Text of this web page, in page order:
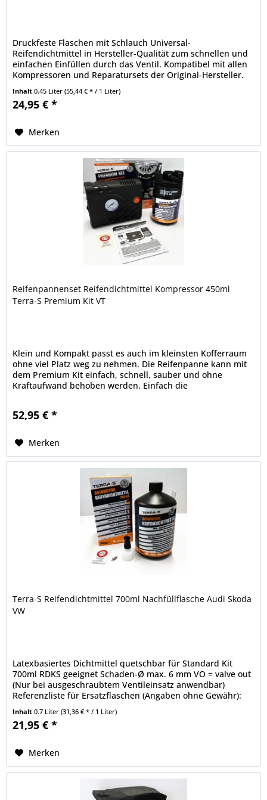
​Druckfeste Flaschen mit Schlauch Universal-
Reifendichtmittel in Hersteller-Qualität zum schnellen und
einfachen Einfüllen durch das Ventil. Kompatibel mit allen
Kompressoren und Reparatursets der Original-Hersteller.
Der Ventileinsatz...
Inhalt0.45 Liter(55,44 € * / 1 Liter)
24,95 € *
Merken
Reifenpannenset Reifendichtmittel Kompressor 450ml
Terra-S Premium Kit VT
Klein und Kompakt passt es auch im kleinsten Kofferraum
ohne viel Platz weg zu nehmen. Die Reifenpanne kann mit
dem Premium Kit einfach, schnell, sauber und ohne
Kraftaufwand behoben werden. Einfach die
52,95 € *
Merken
Terra-S Reifendichtmittel 700ml Nachfüllflasche Audi Skoda
VW
Latexbasiertes Dichtmittel quetschbar für Standard Kit
700ml RDKS geeignet Schaden-Ø max. 6 mm VO = valve out
(Nur bei ausgeschraubtem Ventileinsatz anwendbar)
Referenzliste für Ersatzflaschen (Angaben ohne Gewähr):
Audi: 1K0 012 619 /...
Inhalt0.7 Liter(31,36 € * / 1 Liter)
21,95 € *
Merken